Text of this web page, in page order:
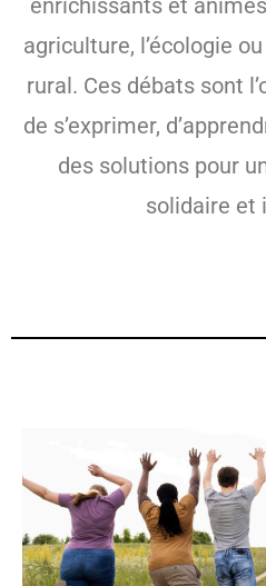
enrichissants et
agriculture, l’écologie
rural. Ces débats sont
de s’exprimer,
des solutions pour
solidaire et